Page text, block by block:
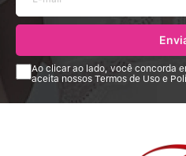
Ao clicar ao lado, você concorda
aceita nossos Termos de Uso e